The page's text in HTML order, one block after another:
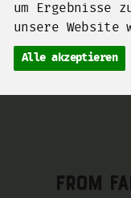
um Ergebnisse
unsere
Alle akzeptieren
Markthalle Neun
From